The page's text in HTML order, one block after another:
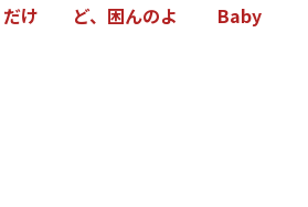
だけ ど、 困んのよ Baby